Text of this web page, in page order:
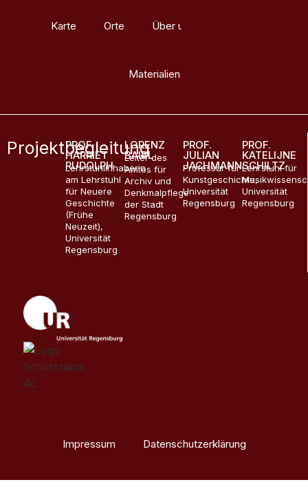
Karte Orte Über uns
Materialien
Projektbegleitung
PROF.
HARRIET
RUDOLPH
Lehrstuhlinhaberin
am Lehrstuhl
für Neuere
Geschichte
(Frühe
Neuzeit),
Universität
Regensburg
LORENZ
BAIBL
Leiter des
Amtes für
Archiv und
Denkmalpflege
der Stadt
Regensburg
PROF.
JULIAN
JACHMANN
Professur für
Kunstgeschichte,
Universität
Regensburg
PROF.
KATELIJNE
SCHILTZ
Lehrstuhl für
Universität
Regensburg
Impressum Datenschutzerklärung